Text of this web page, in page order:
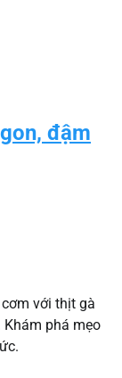
đậm
với thịt gà
phá mẹo